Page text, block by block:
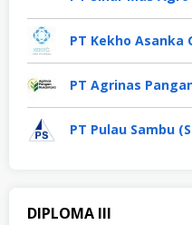
PT Kekho Asanka
PT Agrinas
PT Pulau Sambu
DIPLOMA III